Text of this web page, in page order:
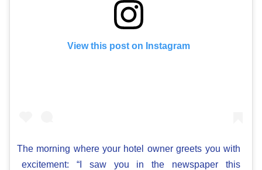
View this post on Instagram
The morning where your hotel owner greets you with
excitement: “I saw you in the newspaper this